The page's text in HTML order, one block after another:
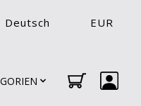
Deutsch EUR